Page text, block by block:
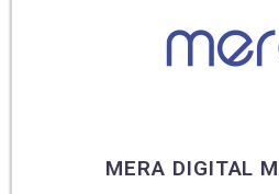
MERA DIGITAL